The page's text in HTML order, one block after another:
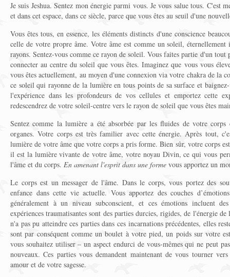
Je suis Jeshua. Sentez mon énergie parmi vous. Je vous salue tous. C'est
et dans cet espace, dans ce siècle, parce que vous êtes au seuil d'une
Vous êtes tous, en essence, les éléments distincts d'une conscience
celle de votre propre âme. Votre âme est comme un soleil, éternellement
rayons. Sentez-vous comme ce rayon de soleil. Vous faites partie d'un tout
connecter au centre du soleil que vous êtes. Imaginez que vous vous
vous êtes actuellement, au moyen d'une connexion via votre chakra de la
ce soleil qui rayonne de la lumière en tous points de sa surface et
l'expérience dans les profondeurs de vos cellules et emportez cette
redescendrez de votre soleil-centre vers le rayon de soleil que vous êtes
Sentez comme la lumière a été absorbée par les fluides de votre corps
organes. Votre corps est très familier avec cette énergie. Après tout,
lumière de votre âme que votre corps a pris forme. Bien sûr, votre corps
il est la lumière vivante de votre âme, votre noyau Divin, ce qui vous
l'âme et du corps. En amenant l'esprit dans une forme vous apportez un
Le corps est un messager de l'âme. Dans le corps, vous portez des
enfance dans cette vie actuelle. Vous apportez des couches
généralement à un niveau subconscient, et ces émotions incluent des
expériences traumatisantes sont des parties durcies, rigides, de l'énergie
n'a pas pu atteindre ces parties dans ces incarnations précédentes, elles
sont par conséquent comme un boulet à votre pied, un poids sur votre
vous souhaitez utiliser – un aspect endurci de vous-mêmes qui ne peut
nouveaux. Ces parties vous demandent maintenant de vous tourner
amour et de votre sagesse.